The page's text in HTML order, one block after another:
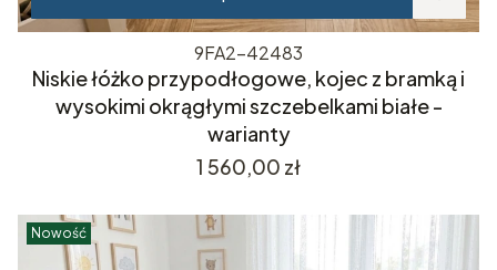
9FA2-42483
Niskie łóżko przypodłogowe, kojec z bramką i
wysokimi okrągłymi szczebelkami białe -
warianty
Cena
1 560,00 zł
Nowość